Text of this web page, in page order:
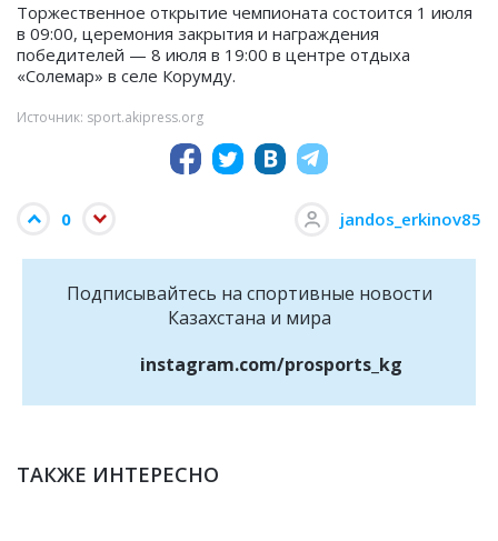
Торжественное открытие чемпионата состоится 1 июля
в 09:00, церемония закрытия и награждения
победителей — 8 июля в 19:00 в центре отдыха
«Солемар» в селе Корумду.
Источник: sport.akipress.org
0 jandos_erkinov85
Подписывайтесь на cпортивные новости
Казахстана и мира
instagram.com/prosports_kg
ТАКЖЕ ИНТЕРЕСНО